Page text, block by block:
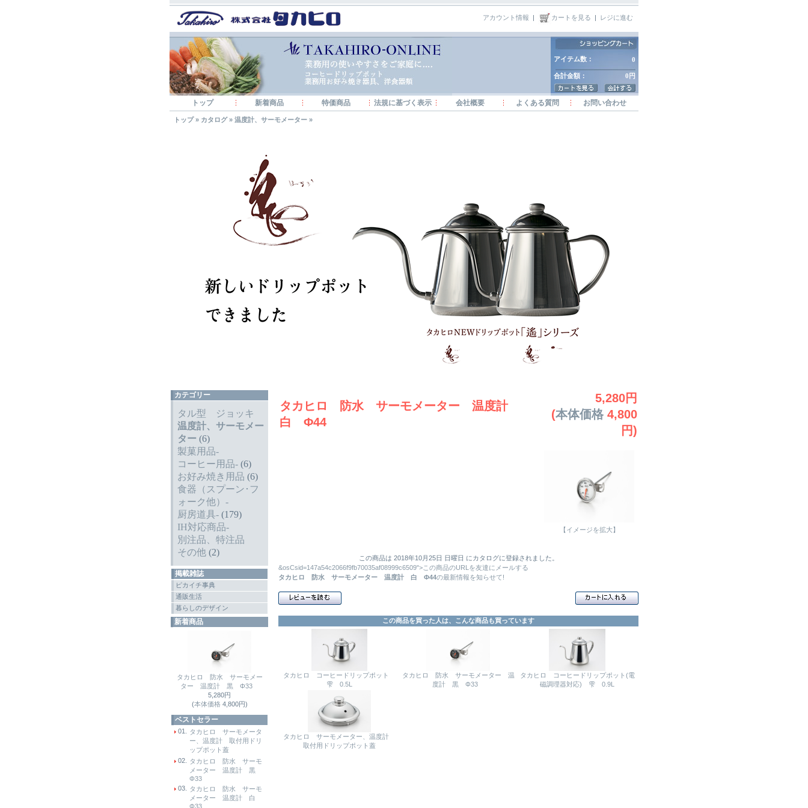
アカウント情報 | カートを見る | レジに進む
アイテム数： 0
合計金額： 0円
トップ 新着商品 特価商品 法規に基づく表示 会社概要 よくある質問 お問い合わせ
トップ» カタログ» 温度計、サーモメーター »
カテゴリー
タル型 ジョッキ
温度計、サーモメー
ター (6)
製菓用品-
コーヒー用品- (6)
お好み焼き用品 (6)
食器（スプーン･フ
ォーク他）-
厨房道具- (179)
IH対応商品-
別注品、特注品
その他 (2)
掲載雑誌
ピカイチ事典
通販生活
暮らしのデザイン
新着商品
タカヒロ 防水 サーモメー
ター 温度計 黒 Φ33
5,280円
(本体価格4,800円)
ベストセラー
01.
タカヒロ サーモメータ
ー、温度計 取付用ドリ
ップポット蓋
02.
タカヒロ 防水 サーモ
メーター 温度計 黒
Φ33
03.
タカヒロ 防水 サーモ
メーター 温度計 白
Φ33
タカヒロ 防水 サーモメーター 温度計
白 Φ44
5,280円
(本体価格 4,800
円)
【イメージを拡大】
この商品は 2018年10月25日 日曜日 にカタログに登録されました。
&osCsid=147a54c2066f9fb70035af08999c6509">この商品のURLを友達にメールする
タカヒロ 防水 サーモメーター 温度計 白 Φ44の最新情報を知らせて!
この商品を買った人は、こんな商品も買っています
タカヒロ コーヒードリップポット
雫 0.5L
タカヒロ 防水 サーモメーター 温
度計 黒 Φ33
タカヒロ コーヒードリップポット(電
磁調理器対応) 雫 0.9L
タカヒロ サーモメーター、温度計
取付用ドリップポット蓋